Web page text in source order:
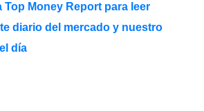
Top Money Report para leer
diario del mercado y nuestro
día